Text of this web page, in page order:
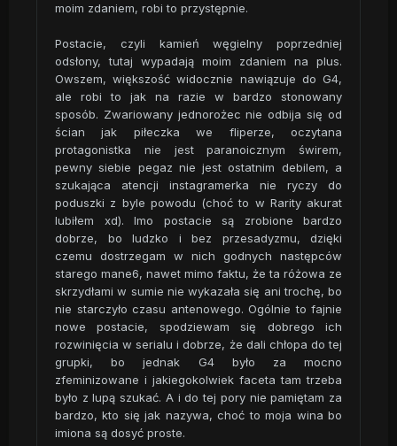
moim zdaniem, robi to przystępnie.
Postacie, czyli kamień węgielny poprzedniej
odsłony, tutaj wypadają moim zdaniem na plus.
Owszem, większość widocznie nawiązuje do G4,
ale robi to jak na razie w bardzo stonowany
sposób. Zwariowany jednorożec nie odbija się od
ścian jak piłeczka we fliperze, oczytana
protagonistka nie jest paranoicznym świrem,
pewny siebie pegaz nie jest ostatnim debilem, a
szukająca atencji instagramerka nie ryczy do
poduszki z byle powodu (choć to w Rarity akurat
lubiłem xd). Imo postacie są zrobione bardzo
dobrze, bo ludzko i bez przesadyzmu, dzięki
czemu dostrzegam w nich godnych następców
starego mane6, nawet mimo faktu, że ta różowa ze
skrzydłami w sumie nie wykazała się ani trochę, bo
nie starczyło czasu antenowego. Ogólnie to fajnie
nowe postacie, spodziewam się dobrego ich
rozwinięcia w serialu i dobrze, że dali chłopa do tej
grupki, bo jednak G4 było za mocno
zfeminizowane i jakiegokolwiek faceta tam trzeba
było z lupą szukać. A i do tej pory nie pamiętam za
bardzo, kto się jak nazywa, choć to moja wina bo
imiona są dosyć proste.